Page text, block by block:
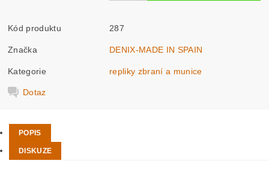
Kód produktu 287
Značka DENIX-MADE IN SPAIN
Kategorie repliky zbraní a munice
Dotaz
POPIS
DISKUZE